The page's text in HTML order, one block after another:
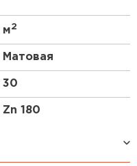
м2
Матовая
30
Zn 180